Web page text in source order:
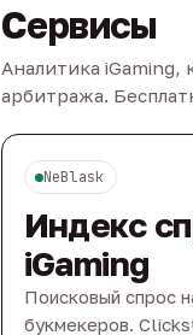
Сервисы
Аналитика iGaming,
арбитража.
NeBlask
Индекс
iGaming
Поисковый спрос
букмекеров.